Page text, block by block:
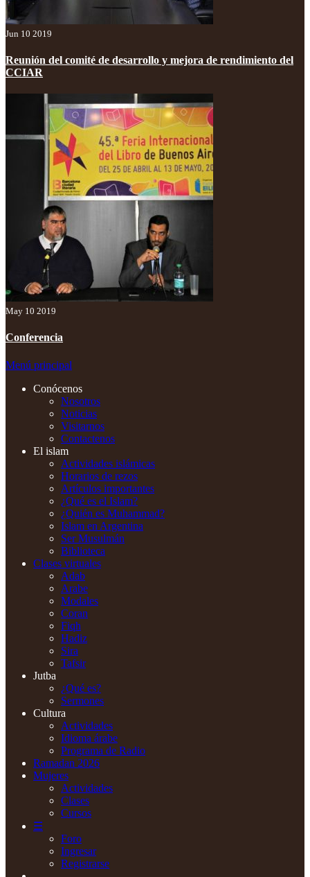
Jun 10 2019
Reunión del comité de desarrollo y mejora de rendimiento del
CCIAR
May 10 2019
Conferencia
Menú principal
Conócenos
Nosotros
Noticias
Visitarnos
Contactenos
El islam
Actividades islámicas
Horarios de rezos
Artículos importantes
¿Qué es el Islam?
¿Quién es Muhammad?
Islam en Argentina
Ser Musulmán
Biblioteca
Clases virtuales
Adab
Arabe
Modales
Coran
Fiqh
Hadiz
Sira
Tafsir
Jutba
¿Qué es?
Sermones
Cultura
Actividades
Idioma árabe
Programa de Radio
Ramadan 2026
Mujeres
Actividades
Clases
Cursos
☰
Foro
Ingresar
Registrarse